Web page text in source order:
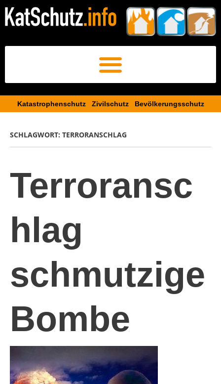
Katastrophenschutz Zivilschutz Bevölkerungsschutz​
SCHLAGWORT: TERRORANSCHLAG
Terroransc
hlag
schmutzige
Bombe